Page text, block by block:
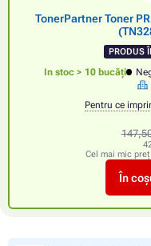
TonerPartner Toner
PRODUS
In stoc > 10 bucăți
Pentru ce
Cel mai mic
În